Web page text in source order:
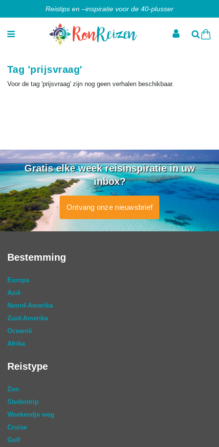
Reistips en –inspiratie voor de 40-plusser
Tag 'prijsvraag'
Voor de tag 'prijsvraag' zijn nog geen verhalen beschikbaar.
Gratis elke week reisinspiratie in uw
inbox?
Ontvang onze nieuwsbrief
Bestemming
Europa
Azië
Noord-Amerika
Zuid-Amerika
Oceanië
Afrika
Reistype
Zon
Stedentrip
Weekendje weg
Cruise
Golf